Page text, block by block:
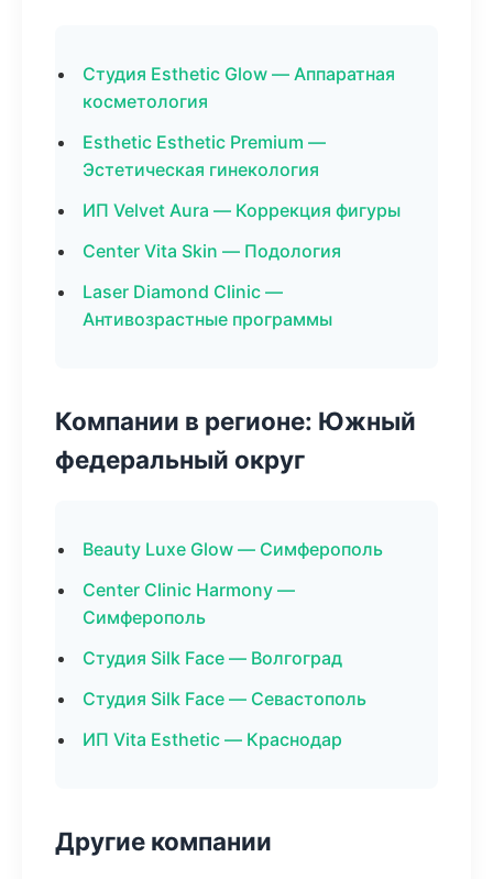
Студия Esthetic Glow — Аппаратная
косметология
Esthetic Esthetic Premium —
Эстетическая гинекология
ИП Velvet Aura — Коррекция фигуры
Center Vita Skin — Подология
Laser Diamond Clinic —
Антивозрастные программы
Компании в регионе: Южный
федеральный округ
Beauty Luxe Glow — Симферополь
Center Clinic Harmony —
Симферополь
Студия Silk Face — Волгоград
Студия Silk Face — Севастополь
ИП Vita Esthetic — Краснодар
Другие компании